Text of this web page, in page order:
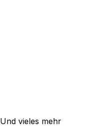
Und vieles mehr